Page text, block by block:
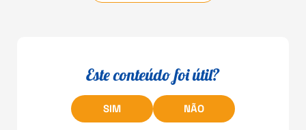
Este conteúdo foi útil?
SIM NÃO